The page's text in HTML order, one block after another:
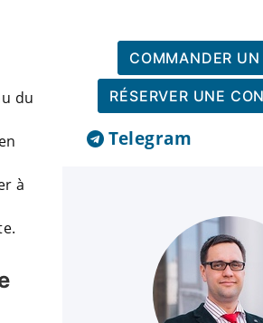
du
à
COMMANDER UN
RÉSERVER UNE
Telegram